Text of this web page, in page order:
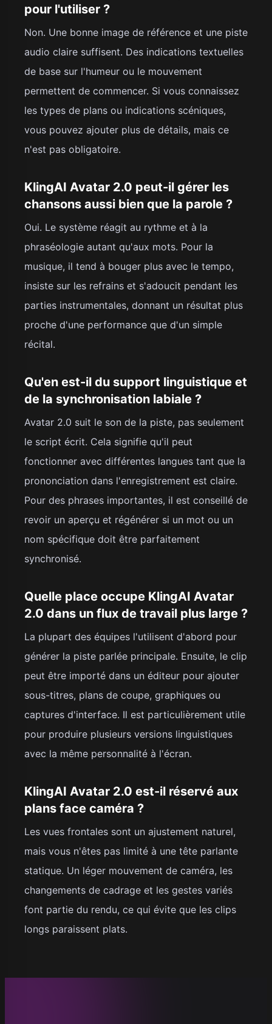
pour l'utiliser ?
Non. Une bonne image de référence et une piste
audio claire suffisent. Des indications textuelles
de base sur l'humeur ou le mouvement
permettent de commencer. Si vous connaissez
les types de plans ou indications scéniques,
vous pouvez ajouter plus de détails, mais ce
n'est pas obligatoire.
KlingAI Avatar 2.0 peut-il gérer les
chansons aussi bien que la parole ?
Oui. Le système réagit au rythme et à la
phraséologie autant qu'aux mots. Pour la
musique, il tend à bouger plus avec le tempo,
insiste sur les refrains et s'adoucit pendant les
parties instrumentales, donnant un résultat plus
proche d'une performance que d'un simple
récital.
Qu'en est-il du support linguistique et
de la synchronisation labiale ?
Avatar 2.0 suit le son de la piste, pas seulement
le script écrit. Cela signifie qu'il peut
fonctionner avec différentes langues tant que la
prononciation dans l'enregistrement est claire.
Pour des phrases importantes, il est conseillé de
revoir un aperçu et régénérer si un mot ou un
nom spécifique doit être parfaitement
synchronisé.
Quelle place occupe KlingAI Avatar
2.0 dans un flux de travail plus large ?
La plupart des équipes l'utilisent d'abord pour
générer la piste parlée principale. Ensuite, le clip
peut être importé dans un éditeur pour ajouter
sous-titres, plans de coupe, graphiques ou
captures d'interface. Il est particulièrement utile
pour produire plusieurs versions linguistiques
avec la même personnalité à l'écran.
KlingAI Avatar 2.0 est-il réservé aux
plans face caméra ?
Les vues frontales sont un ajustement naturel,
mais vous n'êtes pas limité à une tête parlante
statique. Un léger mouvement de caméra, les
changements de cadrage et les gestes variés
font partie du rendu, ce qui évite que les clips
longs paraissent plats.